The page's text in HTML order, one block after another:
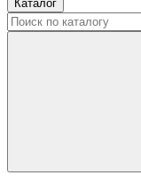
Каталог